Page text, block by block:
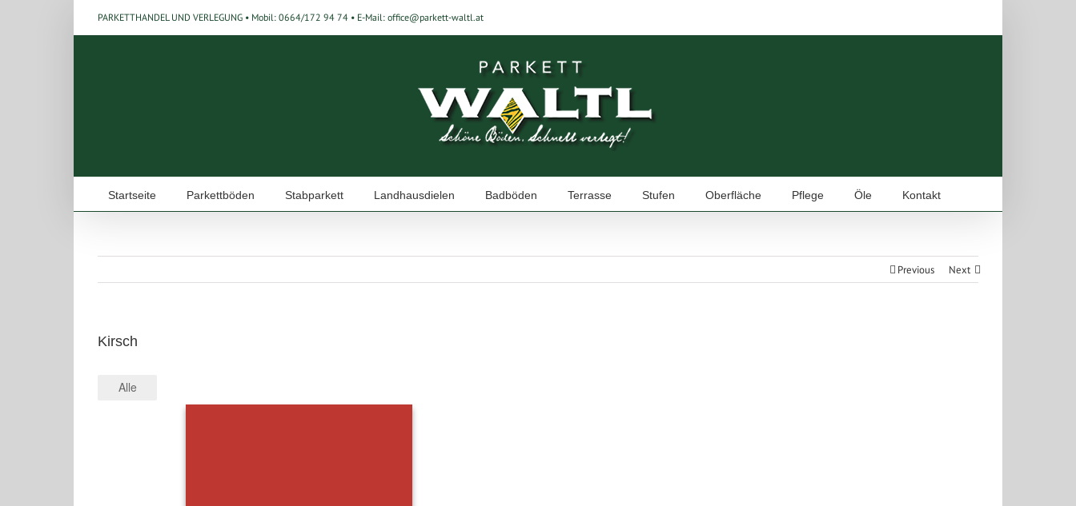
PARKETTHANDEL UND VERLEGUNG • Mobil: 0664/172 94 74 • E-Mail: office@parkett-waltl.at
Startseite Parkettböden Stabparkett Landhausdielen Badböden Terrasse Stufen Oberfläche Pflege Öle Kontakt
Previous Next
Kirsch
Alle